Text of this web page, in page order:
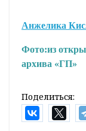
Анжелика
Фото:из
архива «ГП»
Поделиться: